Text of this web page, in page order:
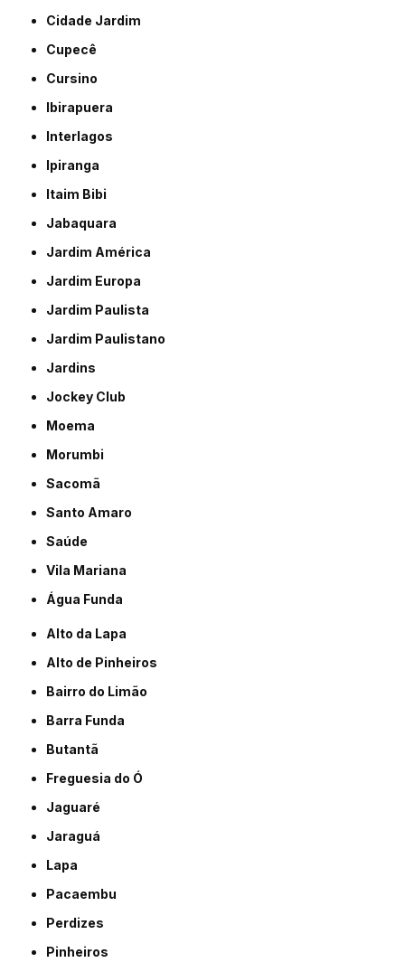
Cidade Jardim
Cupecê
Cursino
Ibirapuera
Interlagos
Ipiranga
Itaim Bibi
Jabaquara
Jardim América
Jardim Europa
Jardim Paulista
Jardim Paulistano
Jardins
Jockey Club
Moema
Morumbi
Sacomã
Santo Amaro
Saúde
Vila Mariana
Água Funda
Alto da Lapa
Alto de Pinheiros
Bairro do Limão
Barra Funda
Butantã
Freguesia do Ó
Jaguaré
Jaraguá
Lapa
Pacaembu
Perdizes
Pinheiros